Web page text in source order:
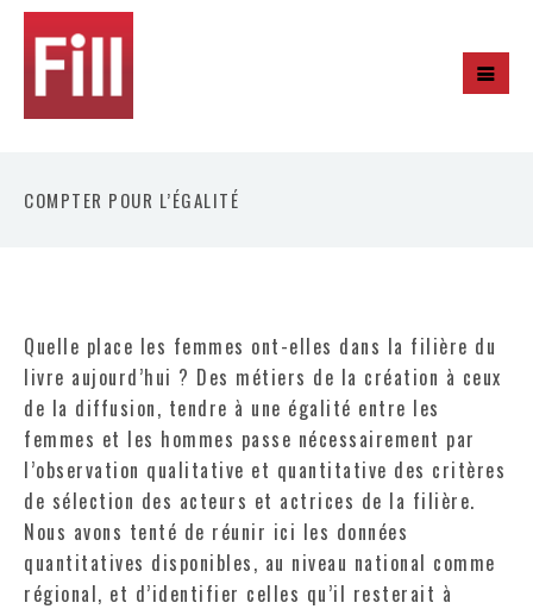
COMPTER POUR L’ÉGALITÉ
Quelle place les femmes ont-elles dans la filière du
livre aujourd’hui ? Des métiers de la création à ceux
de la diffusion, tendre à une égalité entre les
femmes et les hommes passe nécessairement par
l’observation qualitative et quantitative des critères
de sélection des acteurs et actrices de la filière.
Nous avons tenté de réunir ici les données
quantitatives disponibles, au niveau national comme
régional, et d’identifier celles qu’il resterait à